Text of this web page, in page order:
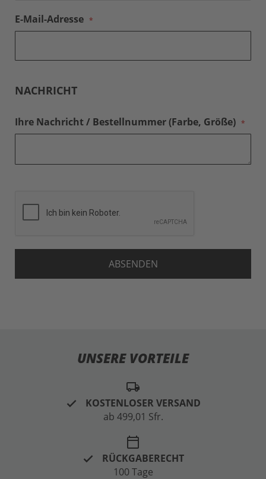
E-Mail-Adresse
NACHRICHT
Ihre Nachricht / Bestellnummer (Farbe, Größe)
ABSENDEN
UNSERE VORTEILE
local_shipping
KOSTENLOSER VERSAND
ab 499,01 Sfr.
calendar_today
RÜCKGABERECHT
100 Tage